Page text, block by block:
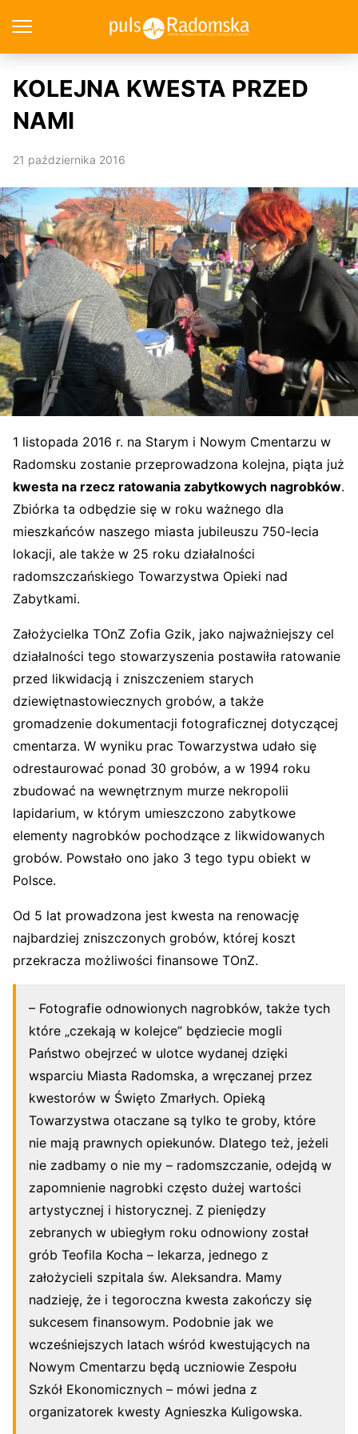
KOLEJNA KWESTA PRZED
NAMI
21 października 2016
1 listopada 2016 r. na Starym i Nowym Cmentarzu w
Radomsku zostanie przeprowadzona kolejna, piąta już
kwesta na rzecz ratowania zabytkowych nagrobków.
Zbiórka ta odbędzie się w roku ważnego dla
mieszkańców naszego miasta jubileuszu 750-lecia
lokacji, ale także w 25 roku działalności
radomszczańskiego Towarzystwa Opieki nad
Zabytkami.
Założycielka TOnZ Zofia Gzik, jako najważniejszy cel
działalności tego stowarzyszenia postawiła ratowanie
przed likwidacją i zniszczeniem starych
dziewiętnastowiecznych grobów, a także
gromadzenie dokumentacji fotograficznej dotyczącej
cmentarza. W wyniku prac Towarzystwa udało się
odrestaurować ponad 30 grobów, a w 1994 roku
zbudować na wewnętrznym murze nekropolii
lapidarium, w którym umieszczono zabytkowe
elementy nagrobków pochodzące z likwidowanych
grobów. Powstało ono jako 3 tego typu obiekt w
Polsce.
Od 5 lat prowadzona jest kwesta na renowację
najbardziej zniszczonych grobów, której koszt
przekracza możliwości finansowe TOnZ.
– Fotografie odnowionych nagrobków, także tych
które „czekają w kolejce” będziecie mogli
Państwo obejrzeć w ulotce wydanej dzięki
wsparciu Miasta Radomska, a wręczanej przez
kwestorów w Święto Zmarłych. Opieką
Towarzystwa otaczane są tylko te groby, które
nie mają prawnych opiekunów. Dlatego też, jeżeli
nie zadbamy o nie my – radomszczanie, odejdą w
zapomnienie nagrobki często dużej wartości
artystycznej i historycznej. Z pieniędzy
zebranych w ubiegłym roku odnowiony został
grób Teofila Kocha – lekarza, jednego z
założycieli szpitala św. Aleksandra. Mamy
nadzieję, że i tegoroczna kwesta zakończy się
sukcesem finansowym. Podobnie jak we
wcześniejszych latach wśród kwestujących na
Nowym Cmentarzu będą uczniowie Zespołu
Szkół Ekonomicznych – mówi jedna z
organizatorek kwesty Agnieszka Kuligowska.